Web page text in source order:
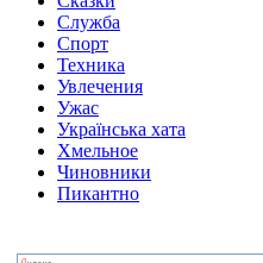
Служба
Спорт
Техника
Увлечения
Ужас
Українська хата
Хмельное
Чиновники
Пикантно